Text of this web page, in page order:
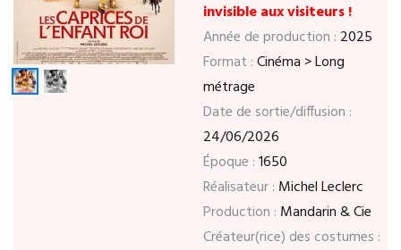
invisible aux visiteurs !
Année de production : 2025
Format :Cinéma > Long
métrage
Date de sortie/diffusion :
24/06/2026
Époque :1650
Réalisateur : Michel Leclerc
Production : Mandarin & Cie
Créateur(rice) des costumes :